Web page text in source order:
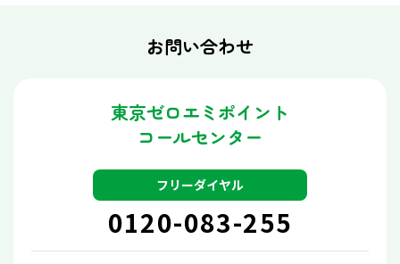
お問い合わせ
東京ゼロエミポイント
コールセンター
フリーダイヤル
0120-083-255